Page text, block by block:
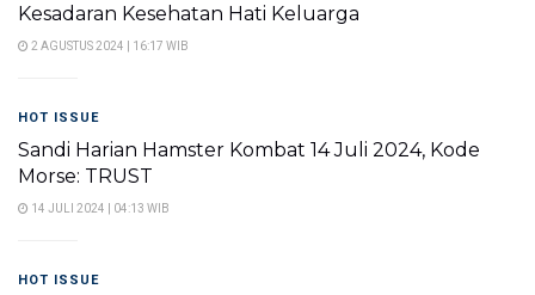
Kesadaran Kesehatan Hati Keluarga
2 AGUSTUS 2024 | 16:17 WIB
HOT ISSUE
Sandi Harian Hamster Kombat 14 Juli 2024, Kode
Morse: TRUST
14 JULI 2024 | 04:13 WIB
HOT ISSUE